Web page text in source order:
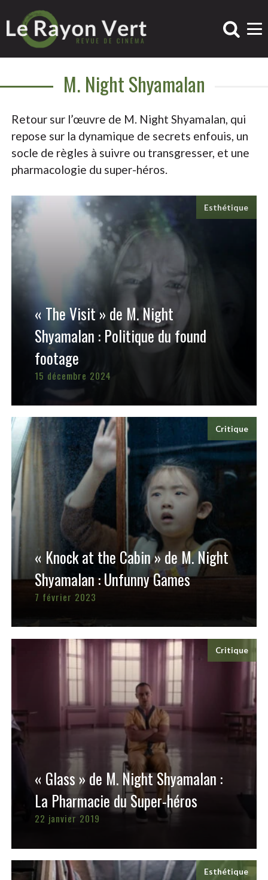
M. Night Shyamalan
Retour sur l’œuvre de M. Night Shyamalan, qui
repose sur la dynamique de secrets enfouis, un
socle de règles à suivre ou transgresser, et une
pharmacologie du super-héros.
Esthétique
« The Visit » de M. Night
Shyamalan : Politique du found
footage
15 décembre 2024
Critique
« Knock at the Cabin » de M. Night
Shyamalan : Unfunny Games
7 février 2023
Critique
« Glass » de M. Night Shyamalan :
La Pharmacie du Super-héros
22 janvier 2019
Esthétique